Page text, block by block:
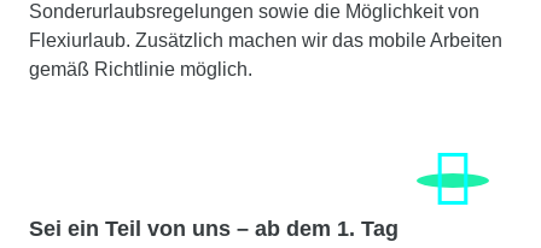
Sonderurlaubsregelungen sowie die Möglichkeit von
Flexiurlaub. Zusätzlich machen wir das mobile Arbeiten
gemäß Richtlinie möglich.
Sei ein Teil von uns – ab dem 1. Tag